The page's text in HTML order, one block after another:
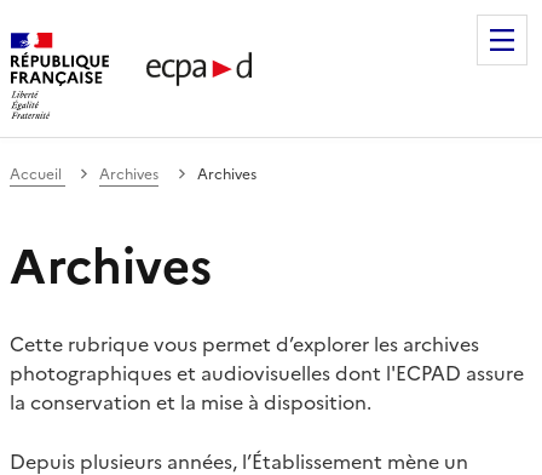
de communication et de production
Accueil Archives Archives
Archives
Cette rubrique vous permet d’explorer les archives
photographiques et audiovisuelles dont l'ECPAD assure
la conservation et la mise à disposition.
Depuis plusieurs années, l’Établissement mène un